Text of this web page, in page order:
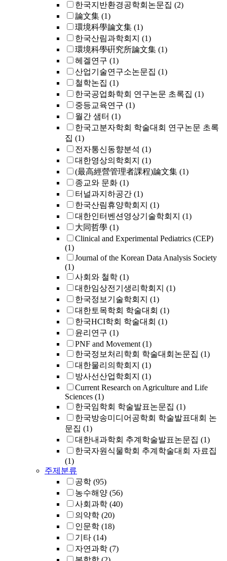
한국지반환경공학회논문집 (2)
論文集 (1)
環境科學論文集 (1)
한국산림과학회지 (1)
環境科學硏究所論文集 (1)
헤겔연구 (1)
산업기술연구소논문집 (1)
철학논집 (1)
한국공업화학회 연구논문 초록집 (1)
중등교육연구 (1)
월간 샘터 (1)
한국고분자학회 학술대회 연구논문 초록
집 (1)
전자통신동향분석 (1)
대한영상의학회지 (1)
(最高經營管理者課程)論文集 (1)
종교와 문화 (1)
터널과지하공간 (1)
한국산림휴양학회지 (1)
대한인터벤션영상기술학회지 (1)
大同哲學 (1)
Clinical and Experimental Pediatrics (CEP)
(1)
Journal of the Korean Data Analysis Society
(1)
사회와 철학 (1)
대한임상전기생리학회지 (1)
한국정보기술학회지 (1)
대한토목학회 학술대회 (1)
한국HCI학회 학술대회 (1)
윤리연구 (1)
PNF and Movement (1)
한국정보처리학회 학술대회논문집 (1)
대한물리의학회지 (1)
방사선산업학회지 (1)
Current Research on Agriculture and Life
Sciences (1)
한국임학회 학술발표논문집 (1)
한국방송미디어공학회 학술발표대회 논
문집 (1)
대한내과학회 추계학술발표논문집 (1)
한국자원식물학회 추계학술대회 자료집
(1)
주제분류
공학 (95)
농수해양 (56)
사회과학 (40)
의약학 (20)
인문학 (18)
기타 (14)
자연과학 (7)